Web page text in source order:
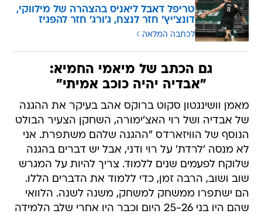
טריפל דאבל ליאניס בהצהרה של מילווקי,
דונצ'יץ' חזר לנצח, ג'ורג' חזר להפגיז
לכתבה המלאה
גם הכתב של מיאמי החמיא:
"אבדיה יהיה כוכב אמיתי"
מאמן וושינגטון סקוט ברוקס אהב בעיקר את ההגנה
של אבדיה ושל רוי האצ'ימורה, השחקן הצעיר הבולט
הנוסף של הוויזארדס "ההגנה שלהם משתפרת. אני
לא מנסה 'לרדת' על רוי ודני, אבל יש דברים בהגנה
שלוקח לפעמים שנים ללמוד. צריך להיות על המגרש
שוב ושוב, הרבה זמן, כדי ללמוד את הדברים הללו.
הם ישתפרו ממשחק למשחק, משנה לשנה. הלוואי
שהם היו בני 25-26 היום וכבר היו אחרי שלב הלמידה